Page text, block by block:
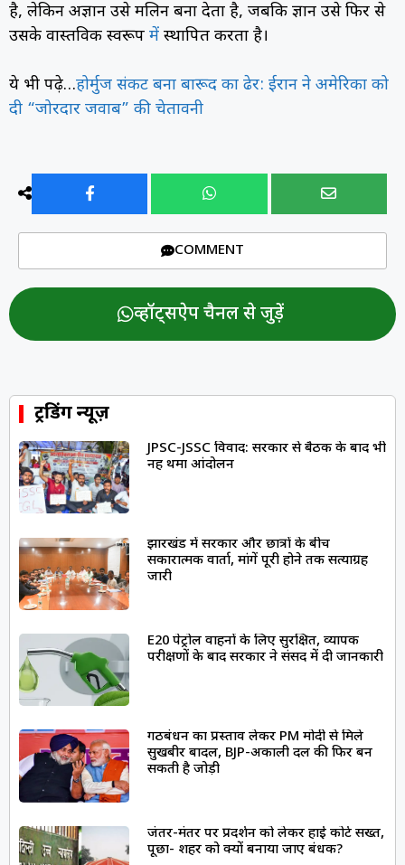
है, लेकिन अज्ञान उसे मलिन बना देता है, जबकि ज्ञान उसे फिर से
उसके वास्तविक स्वरूप में स्थापित करता है।
ये भी पढ़े…होर्मुज संकट बना बारूद का ढेर: ईरान ने अमेरिका को
दी “जोरदार जवाब” की चेतावनी
COMMENT
व्हॉट्सऐप चैनल से जुड़ें
ट्रेंडिंग न्यूज़
JPSC-JSSC विवाद: सरकार से बैठक के बाद भी
नहीं थमा आंदोलन
झारखंड में सरकार और छात्रों के बीच
सकारात्मक वार्ता, मांगें पूरी होने तक सत्याग्रह
जारी
E20 पेट्रोल वाहनों के लिए सुरक्षित, व्यापक
परीक्षणों के बाद सरकार ने संसद में दी जानकारी
गठबंधन का प्रस्ताव लेकर PM मोदी से मिले
सुखबीर बादल, BJP-अकाली दल की फिर बन
सकती है जोड़ी
जंतर-मंतर पर प्रदर्शन को लेकर हाई कोर्ट सख्त,
पूछा- शहर को क्यों बनाया जाए बंधक?